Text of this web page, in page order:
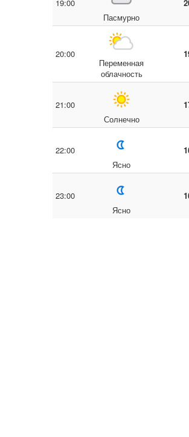
19:00
Пасмурно
20:00
Переменная
облачность
21:00
Солнечно
22:00
Ясно
23:00
Ясно